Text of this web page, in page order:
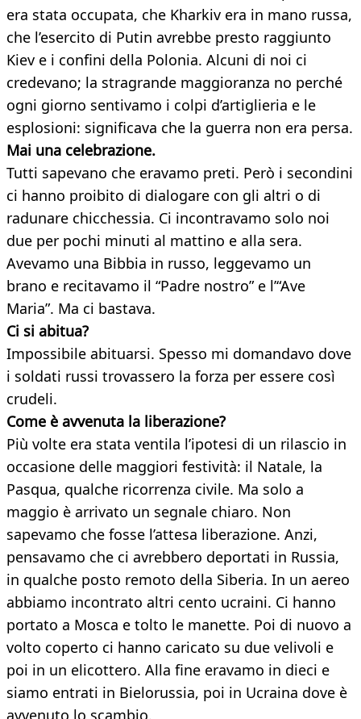
era stata occupata, che Kharkiv era in mano russa,
che l’esercito di Putin avrebbe presto raggiunto
Kiev e i confini della Polonia. Alcuni di noi ci
credevano; la stragrande maggioranza no perché
ogni giorno sentivamo i colpi d’artiglieria e le
esplosioni: significava che la guerra non era persa.
Mai una celebrazione.
Tutti sapevano che eravamo preti. Però i secondini
ci hanno proibito di dialogare con gli altri o di
radunare chicchessia. Ci incontravamo solo noi
due per pochi minuti al mattino e alla sera.
Avevamo una Bibbia in russo, leggevamo un
brano e recitavamo il “Padre nostro” e l’“Ave
Maria”. Ma ci bastava.
Ci si abitua?
Impossibile abituarsi. Spesso mi domandavo dove
i soldati russi trovassero la forza per essere così
crudeli.
Come è avvenuta la liberazione?
Più volte era stata ventila l’ipotesi di un rilascio in
occasione delle maggiori festività: il Natale, la
Pasqua, qualche ricorrenza civile. Ma solo a
maggio è arrivato un segnale chiaro. Non
sapevamo che fosse l’attesa liberazione. Anzi,
pensavamo che ci avrebbero deportati in Russia,
in qualche posto remoto della Siberia. In un aereo
abbiamo incontrato altri cento ucraini. Ci hanno
portato a Mosca e tolto le manette. Poi di nuovo a
volto coperto ci hanno caricato su due velivoli e
poi in un elicottero. Alla fine eravamo in dieci e
siamo entrati in Bielorussia, poi in Ucraina dove è
avvenuto lo scambio.